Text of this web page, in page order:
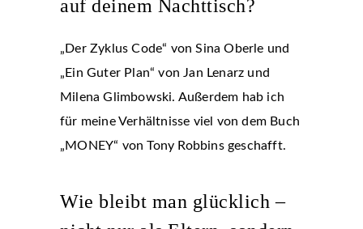
auf deinem Nachttisch?
„Der Zyklus Code“ von Sina Oberle und
„Ein Guter Plan“ von Jan Lenarz und
Milena Glimbowski. Außerdem hab ich
für meine Verhältnisse viel von dem Buch
„MONEY“ von Tony Robbins geschafft.
Wie bleibt man glücklich –